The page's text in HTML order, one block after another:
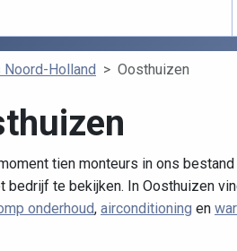
Holland Oosthuizen
tien monteurs in ons
bedrijf te bekijken. In Oosthuizen
onderhoud, airconditioning en